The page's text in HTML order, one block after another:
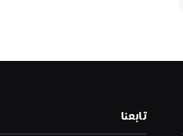
تابعنا